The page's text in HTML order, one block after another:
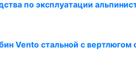
по эксплуатации
Vento стальной с вертлюгом